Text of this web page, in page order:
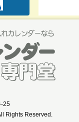
25
Rights Reserved.